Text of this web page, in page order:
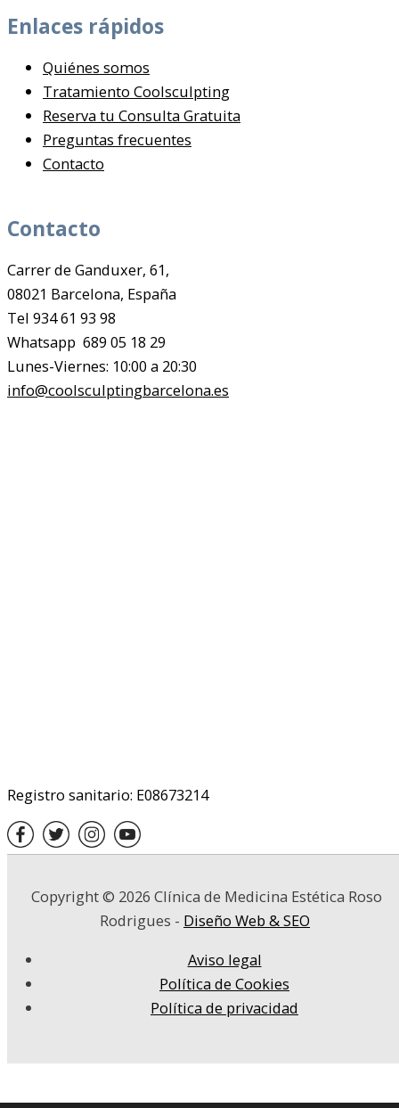
Enlaces rápidos
Quiénes somos
Tratamiento Coolsculpting
Reserva tu Consulta Gratuita
Preguntas frecuentes
Contacto
Contacto
Carrer de Ganduxer, 61,
08021 Barcelona, España
Tel 934 61 93 98
Whatsapp 689 05 18 29
Lunes-Viernes: 10:00 a 20:30
info@coolsculptingbarcelona.es
Registro sanitario: E08673214
Copyright © 2026 Clínica de Medicina Estética Roso
Rodrigues - Diseño Web & SEO
Aviso legal
Política de Cookies
Política de privacidad